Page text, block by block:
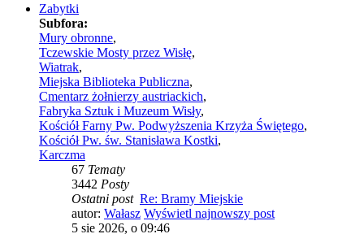
Zabytki
Subfora:
Mury obronne,
Tczewskie Mosty przez Wisłę,
Wiatrak,
Miejska Biblioteka Publiczna,
Cmentarz żołnierzy austriackich,
Fabryka Sztuk i Muzeum Wisły,
Kościół Farny Pw. Podwyższenia Krzyża Świętego,
Kościół Pw. św. Stanisława Kostki,
Karczma
67 Tematy
3442 Posty
Ostatni post Re: Bramy Miejskie
autor: Wałasz Wyświetl najnowszy post
5 sie 2026, o 09:46